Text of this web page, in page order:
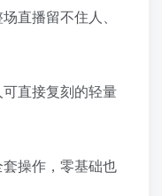
直播留不住人、
直接复刻的轻量
操作，零基础也